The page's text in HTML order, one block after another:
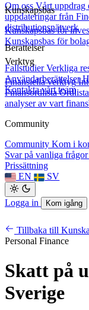
Om oss Vårt uppdrag
uppdateringar från
distributionsnätverk
Berättelser
Fallstudier Verkliga
Användarberättelser
Kontakta vårt team
Kunskapsbas
Kunskapsbas för
Kunskapsbas för
Verktyg
Finansiella verktyg
Finansordlista
analyser av vart
Community
Community Kom i
Svar på vanliga frågor
Prissättning
EN
SV
Logga in Kom igång
Tillbaka till
Personal Finance
Skatt på
Sverige